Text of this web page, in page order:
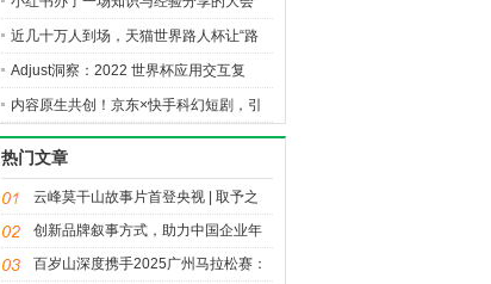
近几十万人到场，天猫世界路人杯让“路
人”球迷坐上主桌
Adjust洞察：2022 世界杯应用交互复
盘，解锁 2026 赛事营销启示
内容原生共创！京东×快手科幻短剧，引
爆夏日降温家电消费热潮
热门文章
云峰莫干山故事片首登央视 | 取予之
间，天下安居
创新品牌叙事方式，助力中国企业年
轻化发展——《大国品牌》之“我说我
百岁山深度携手2025广州马拉松赛：